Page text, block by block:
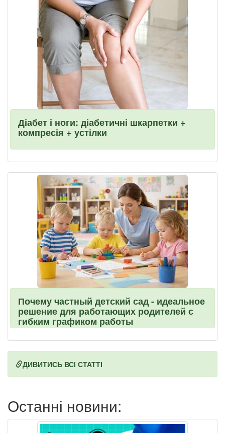
Діабет і ноги: діабетичні шкарпетки +
компресія + устілки
Почему частный детский сад - идеальное
решение для работающих родителей с
гибким графиком работы
ДИВИТИСЬ ВСІ СТАТТІ
Останні новини: